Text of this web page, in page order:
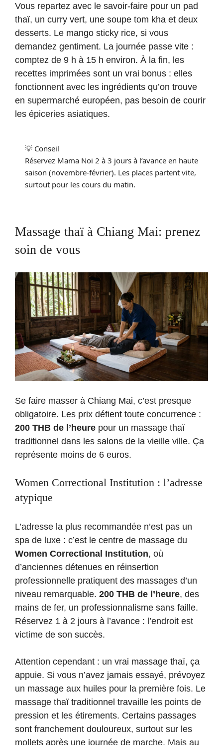
Vous repartez avec le savoir-faire pour un pad
thaï, un curry vert, une soupe tom kha et deux
desserts. Le mango sticky rice, si vous
demandez gentiment. La journée passe vite :
comptez de 9 h à 15 h environ. À la fin, les
recettes imprimées sont un vrai bonus : elles
fonctionnent avec les ingrédients qu’on trouve
en supermarché européen, pas besoin de courir
les épiceries asiatiques.
💡 Conseil
Réservez Mama Noi 2 à 3 jours à l’avance en haute
saison (novembre-février). Les places partent vite,
surtout pour les cours du matin.
Massage thaï à Chiang Mai: prenez
soin de vous
Se faire masser à Chiang Mai, c’est presque
obligatoire. Les prix défient toute concurrence :
200 THB de l’heure pour un massage thaï
traditionnel dans les salons de la vieille ville. Ça
représente moins de 6 euros.
Women Correctional Institution : l’adresse
atypique
L’adresse la plus recommandée n’est pas un
spa de luxe : c’est le centre de massage du
Women Correctional Institution, où
d’anciennes détenues en réinsertion
professionnelle pratiquent des massages d’un
niveau remarquable. 200 THB de l’heure, des
mains de fer, un professionnalisme sans faille.
Réservez 1 à 2 jours à l’avance : l’endroit est
victime de son succès.
Attention cependant : un vrai massage thaï, ça
appuie. Si vous n’avez jamais essayé, prévoyez
un massage aux huiles pour la première fois. Le
massage thaï traditionnel travaille les points de
pression et les étirements. Certains passages
sont franchement douloureux, surtout sur les
mollets après une journée de marche. Mais au